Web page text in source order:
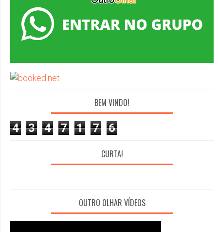
BEM VINDO!
4 3 4 7 1 7 6
CURTA!
OUTRO OLHAR VÍDEOS